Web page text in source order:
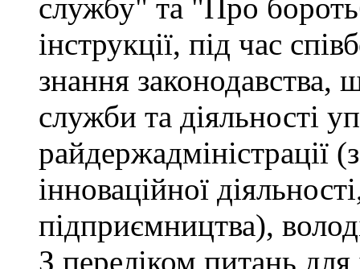
службу" та "Про
інструкції, під час
знання законодавства,
служби та діяльності
райдержадміністрації
інноваційної
підприємництва),
З переліком питань